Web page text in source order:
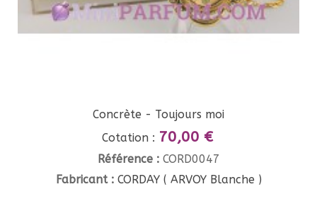
Concrète - Toujours moi
Cotation : 70,00 €
Référence : CORD0047
Fabricant : CORDAY ( ARVOY Blanche )